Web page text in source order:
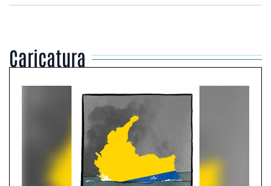
Caricatura